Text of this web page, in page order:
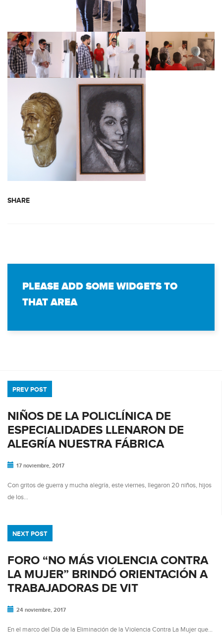
SHARE
PLEASE ADD SOME WIDGETS TO
THAT AREA
PREV POST
NIÑOS DE LA POLICLÍNICA DE
ESPECIALIDADES LLENARON DE
ALEGRÍA NUESTRA FÁBRICA
17 noviembre, 2017
Con gritos de guerra y mucha alegría, este viernes, llegaron 20 niños, hijos
de los…
NEXT POST
FORO “NO MÁS VIOLENCIA CONTRA
LA MUJER” BRINDÓ ORIENTACIÓN A
TRABAJADORAS DE VIT
24 noviembre, 2017
En el marco del Día de la Eliminación de la Violencia Contra La Mujer que…